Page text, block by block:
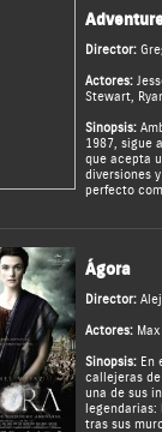
Director:
Actores:
Stewart,
Sinopsis:
1987, sigue
que acepta
diversiones
perfecto
Ágora
Director:
Actores:
Sinopsis:En
callejeras
una de sus
tras sus